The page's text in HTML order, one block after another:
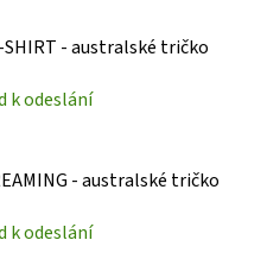
SHIRT - australské tričko
k odeslání
- australské tričko
k odeslání